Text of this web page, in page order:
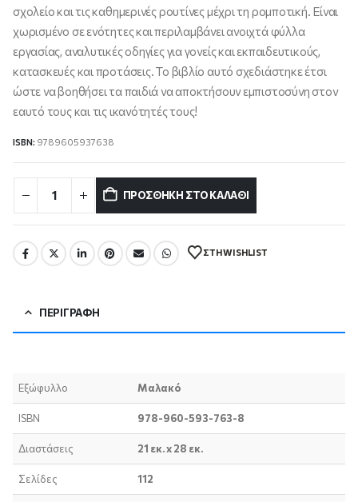
σχολείο και τις καθημερινές ρουτίνες μέχρι τη ρομποτική. Είναι
χωρισμένο σε ενότητες και περιλαμβάνει ανοιχτά φύλλα
εργασίας, αναλυτικές οδηγίες για γονείς και εκπαιδευτικούς,
κατασκευές και προτάσεις. Το βιβλίο αυτό σχεδιάστηκε έτσι
ώστε να βοηθήσει τα παιδιά να αποκτήσουν εμπιστοσύνη στον
εαυτό τους και τις ικανότητές τους!
ISBN: 9789605937638
ΠΡΟΣΘΉΚΗ ΣΤΟ ΚΑΛΆΘΙ
ΣΤΗ WISHLIST
ΠΕΡΙΓΡΑΦΉ
Εξώφυλλο Μαλακό
ISBN 978-960-593-763-8
Διαστάσεις 21 εκ. x 28 εκ.
Σελίδες 112